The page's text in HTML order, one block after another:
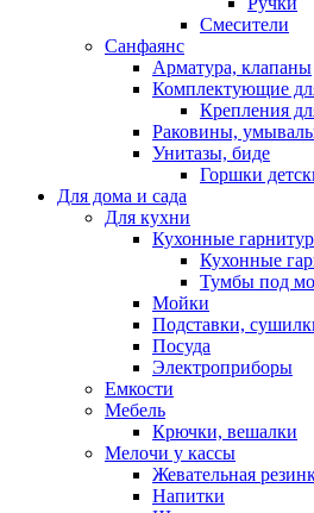
Смесители
Санфаянс
Арматура, клапаны
Комплектующие
Крепления
Раковины,
Унитазы, биде
Горшки
Для дома и сада
Для кухни
Кухонные
Кухонные
Тумбы под
Мойки
Подставки,
Посуда
Электроприборы
Емкости
Мебель
Крючки, вешалки
Мелочи у кассы
Жевательная
Напитки